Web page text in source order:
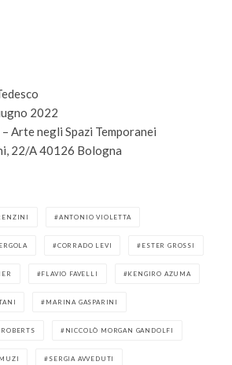
2022
Arte negli Spazi Temporanei
22/A 40126 Bologna
ANTONIO VIOLETTA
CORRADO LEVI ESTER GROSSI
FLAVIO FAVELLI KENGIRO AZUMA
MARINA GASPARINI
NICCOLÒ MORGAN GANDOLFI
SERGIA AVVEDUTI